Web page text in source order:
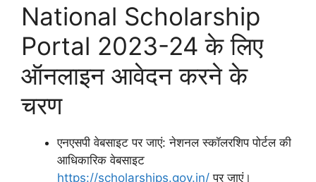
National Scholarship
Portal 2023-24 के लिए
ऑनलाइन आवेदन करने के
चरण
एनएसपी वेबसाइट पर जाएं: नेशनल स्कॉलरशिप पोर्टल की
आधिकारिक वेबसाइट
https://scholarships.gov.in/ पर जाएं।